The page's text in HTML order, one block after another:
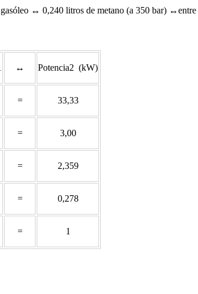
↔ 0,240 litros de metano (a 350 bar)
↔ Potencia2 (kW)
= 33,33
= 3,00
= 2,359
= 0,278
= 1